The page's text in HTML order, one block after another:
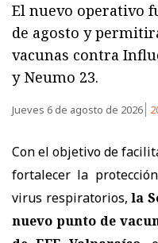
El nuevo operativo
de agosto y
vacunas contra
y Neumo 23.
Jueves 6 de agosto de 2026
Con el objetivo de
fortalecer la
virus respiratorios, la
nuevo punto de